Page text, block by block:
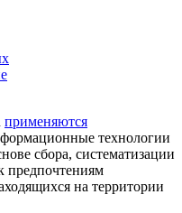
применяются
технологии
сбора, систематизации
предпочтениям
на территории